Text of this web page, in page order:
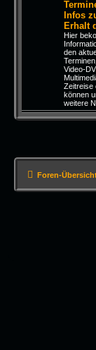
Infos
Erhalt
Hier
den
Video-
Zeitreise
können
weitere
Foren-